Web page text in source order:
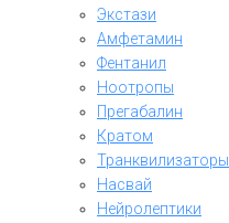
Экстази
Амфетамин
Фентанил
Ноотропы
Прегабалин
Кратом
Транквилизаторы
Насвай
Нейролептики